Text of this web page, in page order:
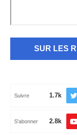
SUR LES
1.7k
Suivre
2.8k
S'abonner